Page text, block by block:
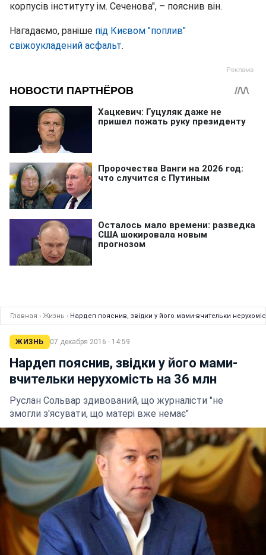
корпусів інституту ім. Сеченова", – пояснив він.
Нагадаємо, раніше під Києвом "поплив"
свіжоукладений асфальт.
Главная › Жизнь › Нардеп пояснив, звідки у його мами-вчительки
ЖИЗНЬ 07 декабря 2016 · 14:59
Нардеп пояснив, звідки у його мами-
вчительки нерухомість на 36 млн
Руслан Сольвар здивований, що журналісти "не
змогли з'ясувати, що матері вже немає"